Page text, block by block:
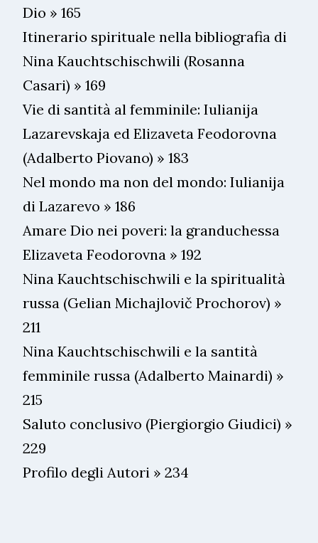
Dio » 165
Itinerario spirituale nella bibliografia di
Nina Kauchtschischwili (Rosanna
Casari) » 169
Vie di santità al femminile: Iulianija
Lazarevskaja ed Elizaveta Feodorovna
(Adalberto Piovano) » 183
Nel mondo ma non del mondo: Iulianija
di Lazarevo » 186
Amare Dio nei poveri: la granduchessa
Elizaveta Feodorovna » 192
Nina Kauchtschischwili e la spiritualità
russa (Gelian Michajlovič Prochorov) »
211
Nina Kauchtschischwili e la santità
femminile russa (Adalberto Mainardi) »
215
Saluto conclusivo (Piergiorgio Giudici) »
229
Profilo degli Autori » 234